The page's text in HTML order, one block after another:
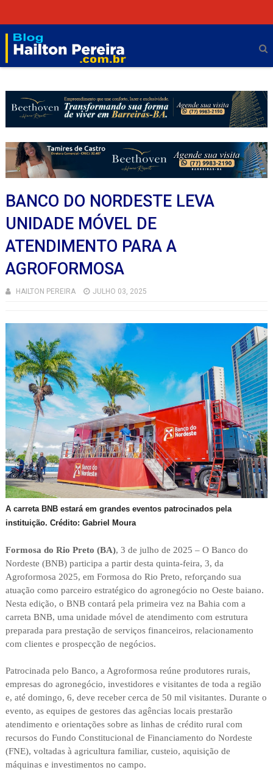
BANCO DO NORDESTE LEVA
UNIDADE MÓVEL DE
ATENDIMENTO PARA A
AGROFORMOSA
HAILTON PEREIRA JULHO 03, 2025
A carreta BNB estará em grandes eventos patrocinados pela
instituição. Crédito: Gabriel Moura
Formosa do Rio Preto (BA), 3 de julho de 2025 – O Banco do
Nordeste (BNB) participa a partir desta quinta-feira, 3, da
Agroformosa 2025, em Formosa do Rio Preto, reforçando sua
atuação como parceiro estratégico do agronegócio no Oeste baiano.
Nesta edição, o BNB contará pela primeira vez na Bahia com a
carreta BNB, uma unidade móvel de atendimento com estrutura
preparada para prestação de serviços financeiros, relacionamento
com clientes e prospecção de negócios.
Patrocinada pelo Banco, a Agroformosa reúne produtores rurais,
empresas do agronegócio, investidores e visitantes de toda a região
e, até domingo, 6, deve receber cerca de 50 mil visitantes. Durante o
evento, as equipes de gestores das agências locais prestarão
atendimento e orientações sobre as linhas de crédito rural com
recursos do Fundo Constitucional de Financiamento do Nordeste
(FNE), voltadas à agricultura familiar, custeio, aquisição de
máquinas e investimentos no campo.